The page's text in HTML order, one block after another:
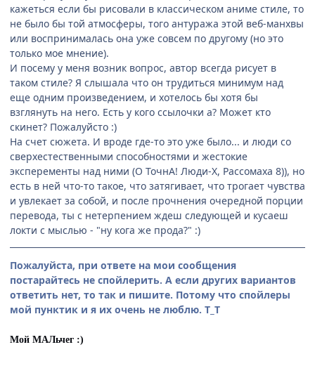
кажеться если бы рисовали в классическом аниме стиле, то
не было бы той атмосферы, того антуража этой веб-манхвы
или воспринималась она уже совсем по другому (но это
только мое мнение).
И посему у меня возник вопрос, автор всегда рисует в
таком стиле? Я слышала что он трудиться минимум над
еще одним произведением, и хотелось бы хотя бы
взглянуть на него. Есть у кого ссылочки а? Может кто
скинет? Пожалуйсто :)
На счет сюжета. И вроде где-то это уже было... и люди со
сверхестественными способностями и жестокие
эксперементы над ними (О ТочнА! Люди-Х, Рассомаха 8)), но
есть в ней что-то такое, что затягивает, что трогает чувства
и увлекает за собой, и после прочнения очередной порции
перевода, ты с нетерпением ждеш следующей и кусаеш
локти с мыслью - "ну кога же прода?" :)
Пожалуйста, при ответе на мои сообщения
постарайтесь не спойлерить. А если других вариантов
ответить нет, то так и пишите. Потому что спойлеры
мой пунктик и я их очень не люблю. Т_Т
Мой МАЛьчег :)